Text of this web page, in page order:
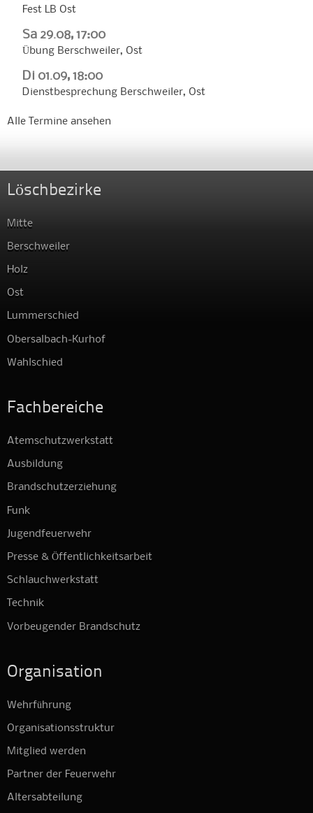
Fest LB Ost
Sa 29.08, 17:00
Übung Berschweiler, Ost
Di 01.09, 18:00
Dienstbesprechung Berschweiler, Ost
Alle Termine ansehen
Löschbezirke
Mitte
Berschweiler
Holz
Ost
Lummerschied
Obersalbach-Kurhof
Wahlschied
Fachbereiche
Atemschutzwerkstatt
Ausbildung
Brandschutzerziehung
Funk
Jugendfeuerwehr
Presse & Öffentlichkeitsarbeit
Schlauchwerkstatt
Technik
Vorbeugender Brandschutz
Organisation
Wehrführung
Organisationsstruktur
Mitglied werden
Partner der Feuerwehr
Altersabteilung